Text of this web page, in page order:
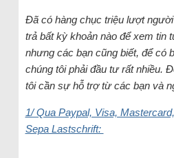
Đã có hàng chục triệu lượt
trả bất kỳ khoản nào để xem tin
nhưng các bạn cũng biết, để có
chúng tôi phải đầu tư rất nhiều.
tôi cần sự hỗ trợ từ các bạn và
1/ Qua Paypal, Visa,
Sepa Lastschrift: